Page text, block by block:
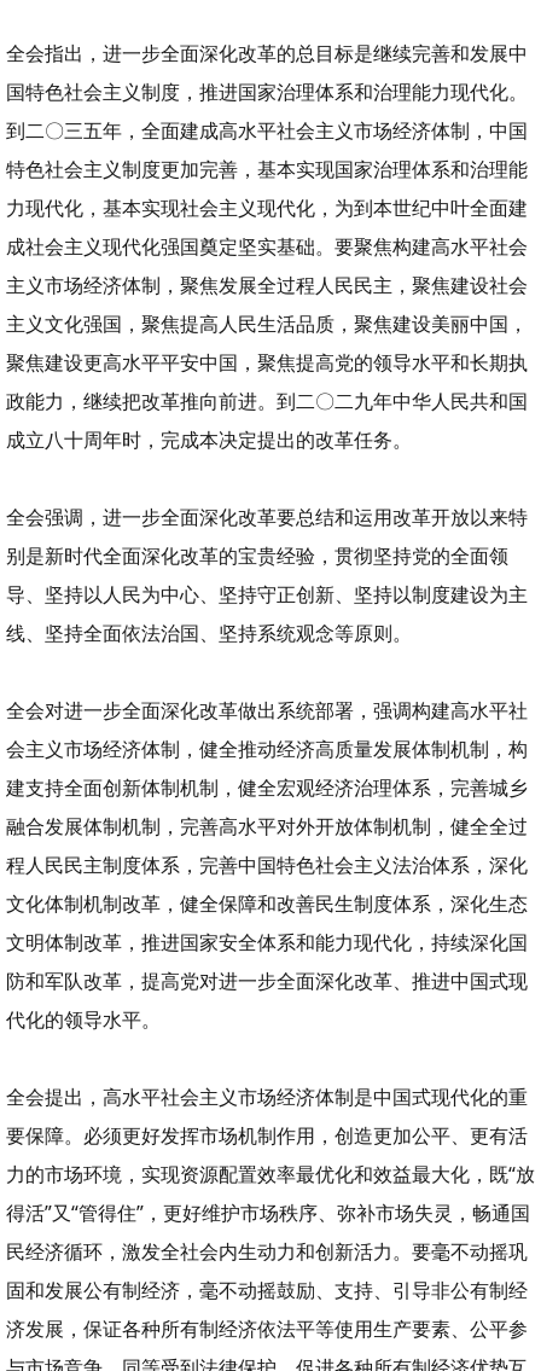
全会指出，进一步全面深化改革的总目标是继续完善和发展中
国特色社会主义制度，推进国家治理体系和治理能力现代化。
到二〇三五年，全面建成高水平社会主义市场经济体制，中国
特色社会主义制度更加完善，基本实现国家治理体系和治理能
力现代化，基本实现社会主义现代化，为到本世纪中叶全面建
成社会主义现代化强国奠定坚实基础。要聚焦构建高水平社会
主义市场经济体制，聚焦发展全过程人民民主，聚焦建设社会
主义文化强国，聚焦提高人民生活品质，聚焦建设美丽中国，
聚焦建设更高水平平安中国，聚焦提高党的领导水平和长期执
政能力，继续把改革推向前进。到二〇二九年中华人民共和国
成立八十周年时，完成本决定提出的改革任务。
全会强调，进一步全面深化改革要总结和运用改革开放以来特
别是新时代全面深化改革的宝贵经验，贯彻坚持党的全面领
导、坚持以人民为中心、坚持守正创新、坚持以制度建设为主
线、坚持全面依法治国、坚持系统观念等原则。
全会对进一步全面深化改革做出系统部署，强调构建高水平社
会主义市场经济体制，健全推动经济高质量发展体制机制，构
建支持全面创新体制机制，健全宏观经济治理体系，完善城乡
融合发展体制机制，完善高水平对外开放体制机制，健全全过
程人民民主制度体系，完善中国特色社会主义法治体系，深化
文化体制机制改革，健全保障和改善民生制度体系，深化生态
文明体制改革，推进国家安全体系和能力现代化，持续深化国
防和军队改革，提高党对进一步全面深化改革、推进中国式现
代化的领导水平。
全会提出，高水平社会主义市场经济体制是中国式现代化的重
要保障。必须更好发挥市场机制作用，创造更加公平、更有活
力的市场环境，实现资源配置效率最优化和效益最大化，既“放
得活”又“管得住”，更好维护市场秩序、弥补市场失灵，畅通国
民经济循环，激发全社会内生动力和创新活力。要毫不动摇巩
固和发展公有制经济，毫不动摇鼓励、支持、引导非公有制经
济发展，保证各种所有制经济依法平等使用生产要素、公平参